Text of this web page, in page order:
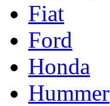
Fiat
Ford
Honda
Hummer